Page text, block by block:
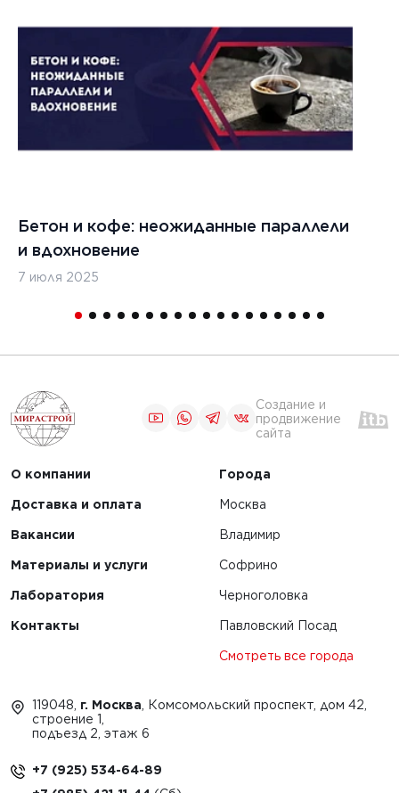
1
Бетон и кофе: неожиданные параллели
и вдохновение
7 июля 2025
Создание и
продвижение
сайта
О компании
Доставка и оплата
Вакансии
Материалы и услуги
Лаборатория
Контакты
Города
Москва
Владимир
Софрино
Черноголовка
Павловский Посад
Смотреть все города
119048, г. Москва , Комсомольский проспект, дом 42,
строение 1,
подъезд 2, этаж 6
+7 (925) 534-64-89